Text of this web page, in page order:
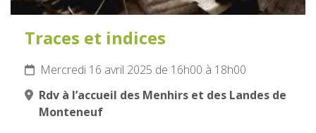
Traces et indices
Mercredi 16 avril 2025 de 16h00 à 18h00
Rdv à l’accueil des Menhirs et des Landes de
Monteneuf